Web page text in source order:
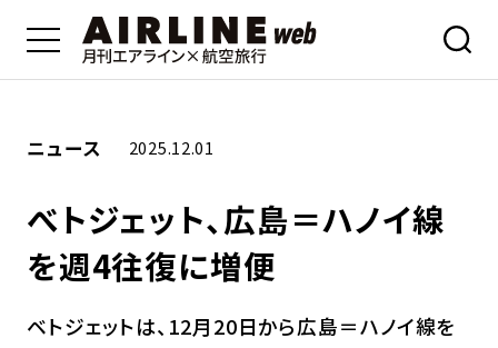
ニュース 2025.12.01
べトジェット、広島＝ハノイ線
を週4往復に増便
ベトジェットは、12月20日から広島＝ハノイ線を